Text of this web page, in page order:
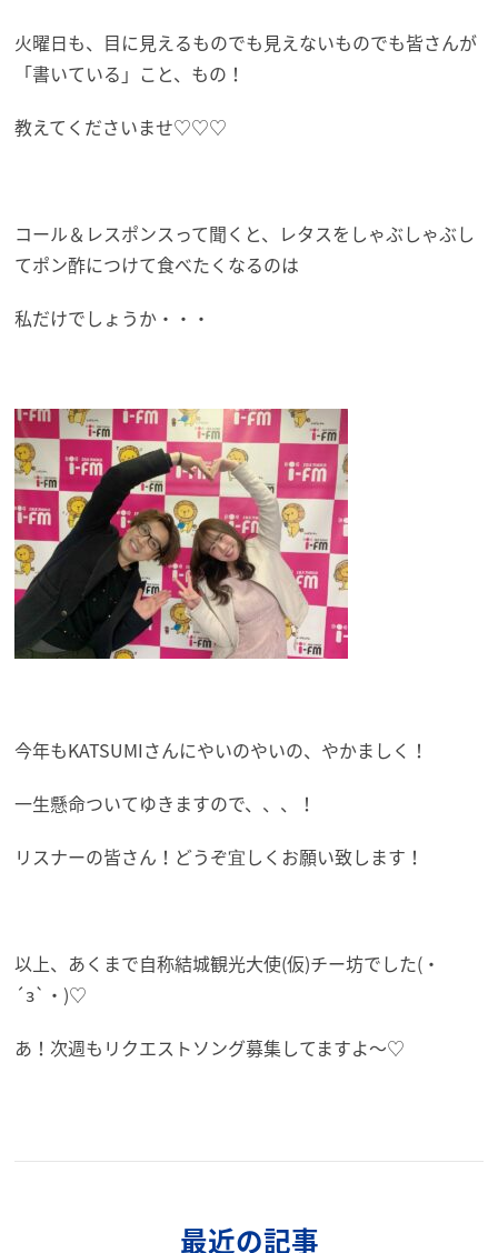
火曜日も、目に見えるものでも見えないものでも皆さんが
「書いている」こと、もの！
教えてくださいませ♡♡♡
コール＆レスポンスって聞くと、レタスをしゃぶしゃぶし
てポン酢につけて食べたくなるのは
私だけでしょうか・・・
今年もKATSUMIさんにやいのやいの、やかましく！
一生懸命ついてゆきますので、、、！
リスナーの皆さん！どうぞ宜しくお願い致します！
以上、あくまで自称結城観光大使(仮)チー坊でした(・
´з`・)♡
あ！次週もリクエストソング募集してますよ～♡
最近の記事